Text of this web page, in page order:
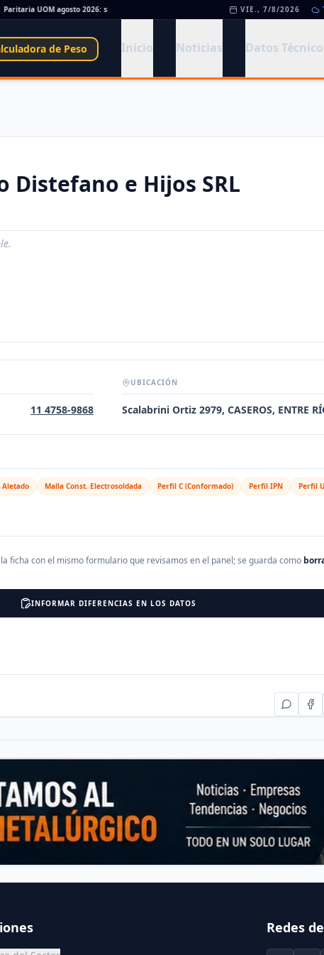
UOM agosto 2026: sin acuerdo, siguen vigentes los valores de abril • Día de
VIE., 7/8/2026
de Peso Inicio Noticias Datos
Distefano e Hijos SRL
11 4758-9868
UBICACIÓN
Scalabrini Ortiz 2979, CASEROS, ENTRE
Aletado Malla Const. Electrosoldada Perfil C (Conformado) Perfil IPN Perfil
ficha con el mismo formulario que revisamos en el panel; se guarda como
INFORMAR DIFERENCIAS EN LOS DATOS
Redes